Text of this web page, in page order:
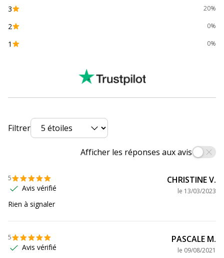
Marque
Référence produit fabricant
3 20%
2 0%
1 0%
Filtrer
Afficher les réponses aux avis
5
Avis vérifié
CHRISTINE V.
le 13/03/2023
Rien à signaler
5
Avis vérifié
PASCALE M.
le 09/08/2021